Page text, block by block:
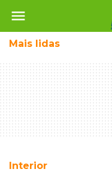
menu
Mais lidas
Interior